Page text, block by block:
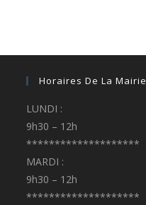
Horaires De La Mairie
LUNDI :
9h30 – 12h
********************
MARDI :
9h30 – 12h
********************